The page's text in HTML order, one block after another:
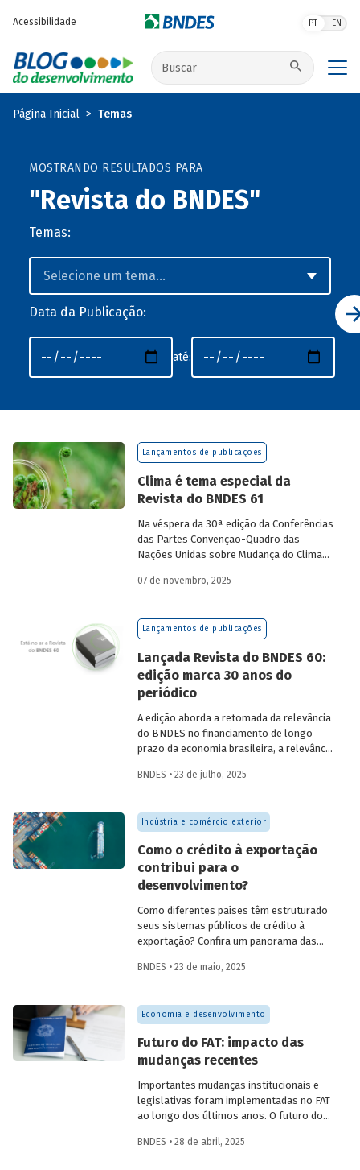
Acessibilidade PT EN
Buscar no site
Página Inicial Temas
MOSTRANDO RESULTADOS PARA
"Revista do BNDES"
Temas:
Data da Publicação:
até:
Lançamentos de publicações
Clima é tema especial da
Revista do BNDES 61
Na véspera da 30ª edição da Conferências
das Partes Convenção-Quadro das
Nações Unidas sobre Mudança do Clima
edição 61 da Revista do BNDES.
07 de novembro, 2025
Lançamentos de publicações
Lançada Revista do BNDES 60:
edição marca 30 anos do
periódico
A edição aborda a retomada da relevância
do BNDES no financiamento de longo
prazo da economia brasileira, a relevância
Amazônia e FGI para o desenvolvimento,
públicos de crédito à exportação, o novo
protagonismo da política industrial, um
método para calcular prêmio de risco em
projetos de infraestrutura e o controle
societário de companhias abertas por
fundos de investimento no Brasil.
BNDES • 23 de julho, 2025
Indústria e comércio exterior
Como o crédito à exportação
contribui para o
desenvolvimento?
Como diferentes países têm estruturado
seus sistemas públicos de crédito à
exportação? Confira um panorama das
entenda como esses sistemas
econômico, a inovação e a inserção
competitiva no mercado global.
BNDES • 23 de maio, 2025
Economia e desenvolvimento
Futuro do FAT: impacto das
mudanças recentes
Importantes mudanças institucionais e
legislativas foram implementadas no FAT
ao longo dos últimos anos. O futuro do
– depende do que será feito a partir delas.
BNDES • 28 de abril, 2025